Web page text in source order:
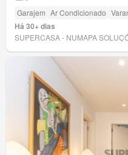
Garajem Ar Condicionado
Há 30+ dias
SUPERCASA - NUMAPA